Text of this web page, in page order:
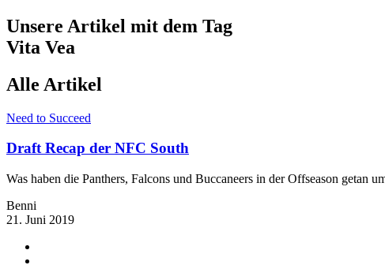
Unsere Artikel mit dem Tag
Vita Vea
Alle Artikel
Need to Succeed
Draft Recap der NFC South
Was haben die Panthers, Falcons und Buccaneers in der Offseason getan
Benni
21. Juni 2019